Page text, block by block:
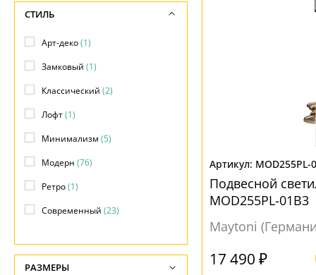
MOD255PL-
Подвесной
MOD255PL-01B3
Maytoni
17 490 ₽
Фасадные(+28)
СТИЛЬ
Арт-деко(1)
Замковый (1)
Классический (2)
Лофт(1)
Минимализм (5)
Модерн (76)
Ретро(1)
Современный (23)
Хай-тек(13)
РАЗМЕРЫ